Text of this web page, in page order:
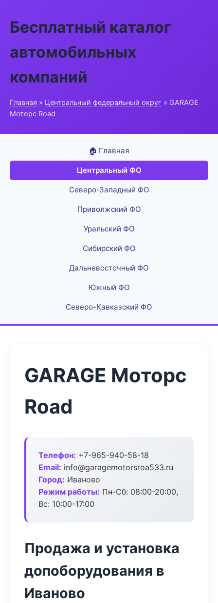
Бесплатный каталог
автомобильных
компаний
Главная » Центральный федеральный округ » GARAGE
Моторс Road
🏠 Главная
Центральный ФО
Северо-Западный ФО
Приволжский ФО
Уральский ФО
Сибирский ФО
Дальневосточный ФО
Южный ФО
Северо-Кавказский ФО
GARAGE Моторс
Road
Телефон: +7-965-940-58-18
Email: info@garagemotorsroa533.ru
Город: Иваново
Режим работы: Пн-Сб: 08:00-20:00,
Вс: 10:00-17:00
Продажа и установка
допоборудования в
Иваново